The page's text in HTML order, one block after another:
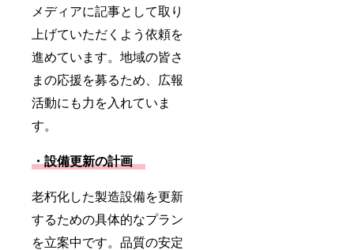
メディアに記事として取り
上げていただくよう依頼を
進めています。地域の皆さ
まの応援を募るため、広報
活動にも力を入れていま
す。
・設備更新の計画
老朽化した製造設備を更新
するための具体的なプラン
を立案中です。品質の安定